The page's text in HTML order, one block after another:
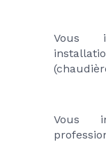
Vous
Vous